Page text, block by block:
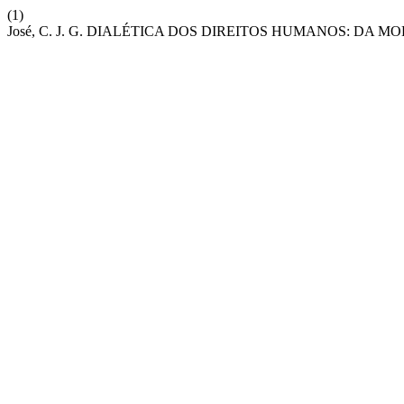
(1)
José, C. J. G. DIALÉTICA DOS DIREITOS HUMANOS: DA